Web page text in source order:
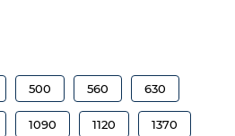
500 560 630
1090 1120 1370